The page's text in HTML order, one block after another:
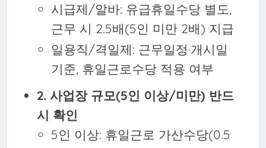
시급제/알바: 유급휴일수당 별도,
근무 시 2.5배(5인 미만 2배) 지급
일용직/격일제: 근무일정·개시일
기준, 휴일근로수당 적용 여부
2. 사업장 규모(5인 이상/미만) 반드
시 확인
5인 이상: 휴일근로 가산수당(0.5